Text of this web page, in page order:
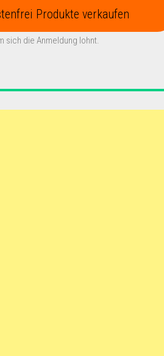
Produkte verkaufen
sich die Anmeldung lohnt.